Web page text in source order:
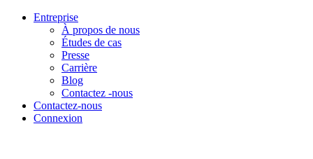
Entreprise
À propos de nous
Études de cas
Presse
Carrière
Blog
Contactez -nous
Contactez-nous
Connexion